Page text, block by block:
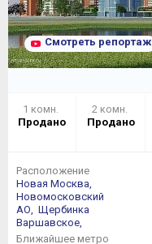
Смотреть репортаж
1 комн.
Продано
2 комн.
Продано
Расположение
Новая Москва,
Новомосковский
АО, Щербинка
Варшавское,
Ближайшее метро